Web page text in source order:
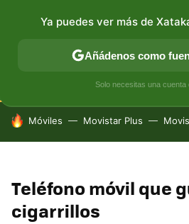
CONECTIVIDAD MÓVIL Y
HOY SE HABLA DE
Móviles Movistar Plus
Teléfono móvil que
cigarrillos
Ya puedes ver más de
Añádenos como
Solo necesitas una cuenta